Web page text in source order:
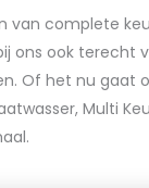
van complete
ons ook terecht
Of het nu gaat
Multi